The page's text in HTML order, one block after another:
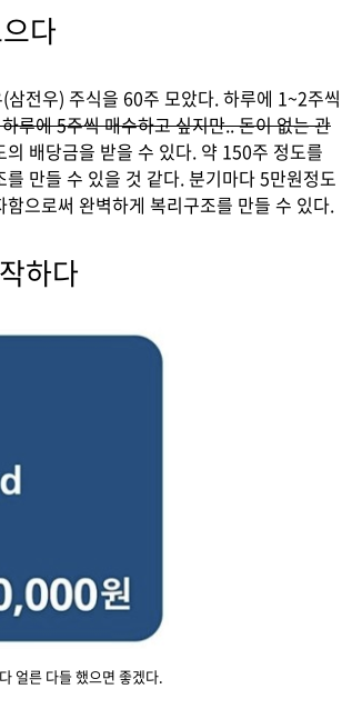
다
전우) 주식을 60주 모았다. 하루에 1~2주씩
루에 5주씩 매수하고 싶지만.. 돈이 없는 관
배당금을 받을 수 있다. 약 150주 정도를
만들 수 있을 것 같다. 분기마다 5만원정도
으로써 완벽하게 복리구조를 만들 수 있다.
하다
얼른 다들 했으면 좋겠다.